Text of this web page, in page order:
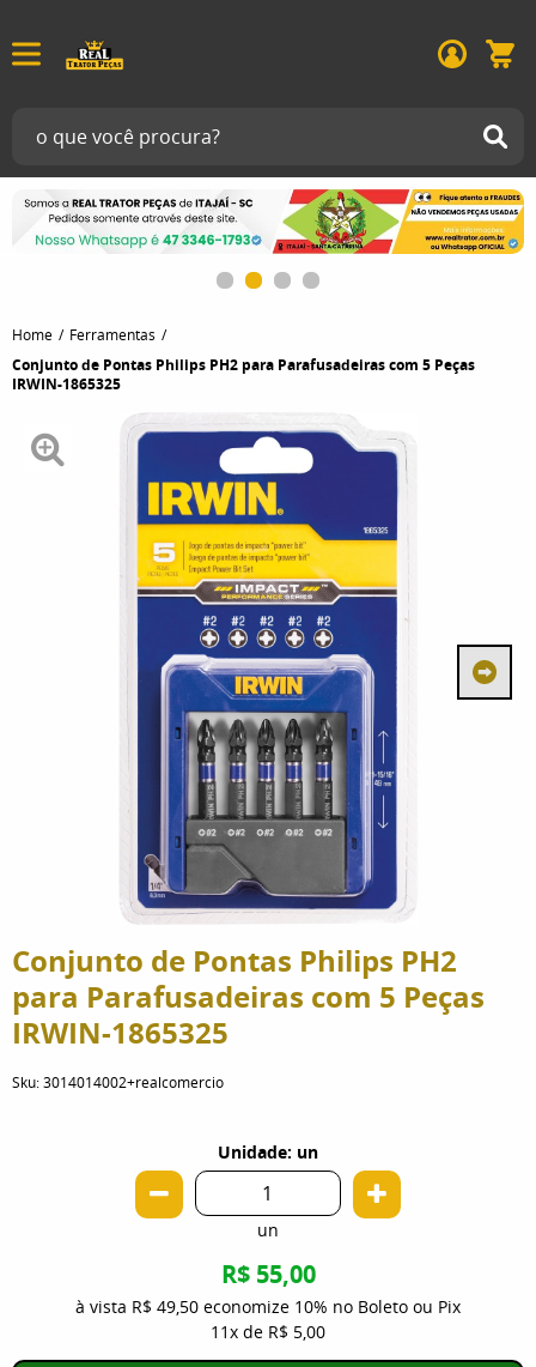
Home Ferramentas
Conjunto de Pontas Philips PH2 para Parafusadeiras com 5 Peças
IRWIN-1865325
Conjunto de Pontas Philips PH2
para Parafusadeiras com 5 Peças
IRWIN-1865325
Sku:3014014002+realcomercio
Unidade: un
un
R$ 55,00
à vista R$ 49,50 economize 10% no Boleto ou Pix
11x de R$ 5,00